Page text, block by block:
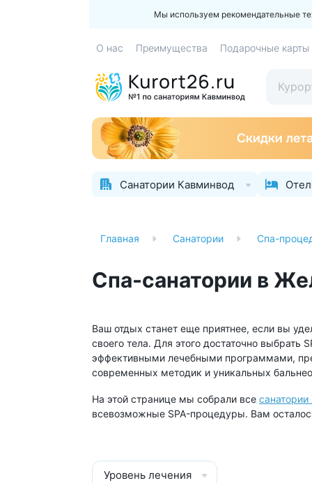
Мы используем рекомендательные
О нас Преимущества Подарочные карты
Санатории Кавминвод
Главная Санатории Спа-
Спа-санатории в
Ваш отдых станет еще приятнее, если вы
своего тела. Для этого достаточно выбрать
эффективными лечебными программами,
современных методик и уникальных
На этой странице мы собрали все
всевозможные SPA-процедуры. Вам
Уровень лечения